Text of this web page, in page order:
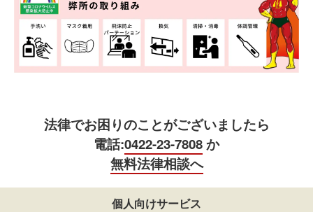
法律でお困りのことがございましたら
電話:0422-23-7808か
無料法律相談へ
個人向けサービス